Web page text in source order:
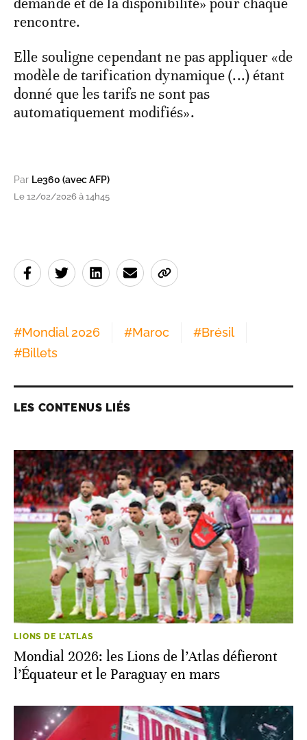
demande et de la disponibilité» pour chaque
rencontre.
Elle souligne cependant ne pas appliquer «de
modèle de tarification dynamique (...) étant
donné que les tarifs ne sont pas
automatiquement modifiés».
Par Le360 (avec AFP)
Le 12/02/2026 à 14h45
#Mondial 2026 #Maroc #Brésil
#Billets
LES CONTENUS LIÉS
LIONS DE L'ATLAS
Mondial 2026: les Lions de l’Atlas défieront
l’Équateur et le Paraguay en mars